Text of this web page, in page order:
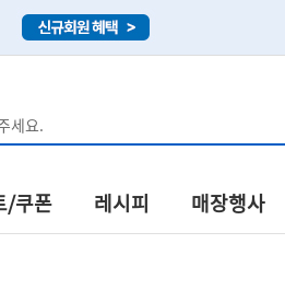
/쿠폰 레시피 매장행사